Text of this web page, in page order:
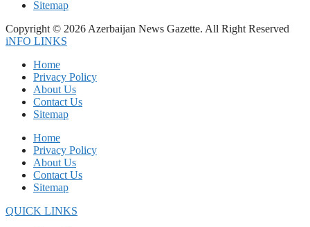
Sitemap
Copyright © 2026 Azerbaijan News Gazette. All Right Reserved
iNFO LINKS
Home
Privacy Policy
About Us
Contact Us
Sitemap
Home
Privacy Policy
About Us
Contact Us
Sitemap
QUICK LINKS